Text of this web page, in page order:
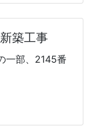
築工事
一部、2145番